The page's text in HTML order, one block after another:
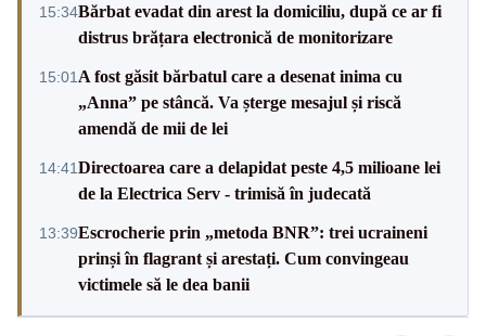
15:34Bărbat evadat din arest la domiciliu, după ce ar fi
distrus brățara electronică de monitorizare
15:01 A fost găsit bărbatul care a desenat inima cu
„Anna” pe stâncă. Va șterge mesajul și riscă
amendă de mii de lei
14:41Directoarea care a delapidat peste 4,5 milioane lei
de la Electrica Serv - trimisă în judecată
13:39Escrocherie prin „metoda BNR”: trei ucraineni
prinși în flagrant și arestați. Cum convingeau
victimele să le dea banii